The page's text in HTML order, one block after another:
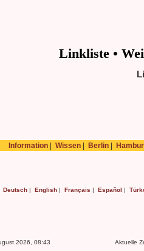
Linkliste •
Information Wissen Berlin
Deutsch | English | Français | Español |
2026, 08:43 Aktuelle